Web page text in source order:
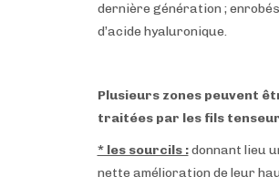
dernière génération ; enrobés
d’acide hyaluronique.
Plusieurs zones peuvent
traitées par les fils
* les sourcils :donnant lieu
nette amélioration de leur